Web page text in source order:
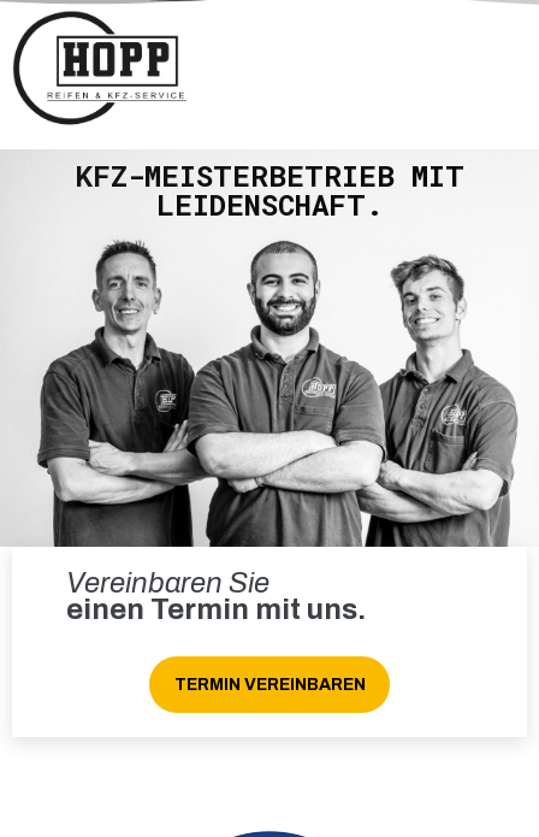
KFZ-MEISTERBETRIEB MIT
LEIDENSCHAFT.
Vereinbaren Sie
einen Termin mit uns.
TERMIN VEREINBAREN